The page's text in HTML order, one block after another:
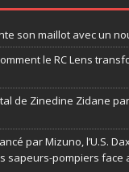
son maillot avec un
le RC Lens
de Zinedine Zidane
par Mizuno, l’U.S.
sapeurs-pompiers face